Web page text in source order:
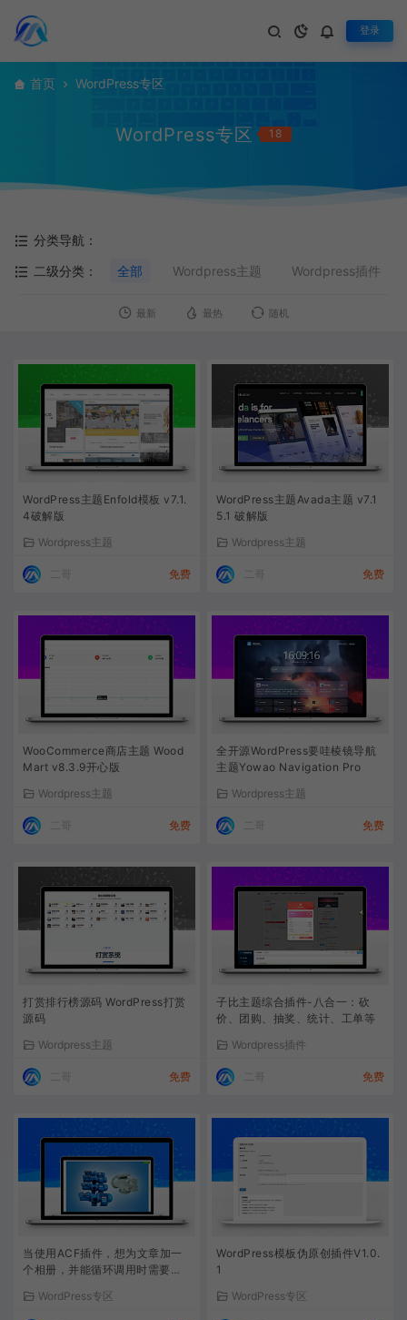
登录
首页 WordPress专区
WordPress专区 18
分类导航：
二级分类：
全部 Wordpress主题 Wordpress插件
最新 最热 随机
WordPress主题Enfold模板 v7.1.
4破解版
Wordpress主题
免费
WordPress主题Avada主题 v7.1
5.1 破解版
Wordpress主题
免费
WooCommerce商店主题 Wood
Mart v8.3.9开心版
Wordpress主题
免费
全开源WordPress要哇棱镜导航
主题Yowao Navigation Pro
Wordpress主题
免费
打赏排行榜源码 WordPress打赏
源码
Wordpress主题
免费
子比主题综合插件-八合一：砍
价、团购、抽奖、统计、工单等
Wordpress插件
免费
当使用ACF插件，想为文章加一
个相册，并能循环调用时需要怎
WordPress专区
WordPress模板伪原创插件V1.0.
1
WordPress专区